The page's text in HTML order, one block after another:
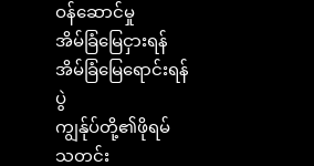
ဝန်ဆောင်မှု
အိမ်ခြံမြေငှားရန်
အိမ်ခြံမြေရောင်းရန်
ပွဲ
ကျွန်ုပ်တို့၏ဖိုရမ်
သတင်း